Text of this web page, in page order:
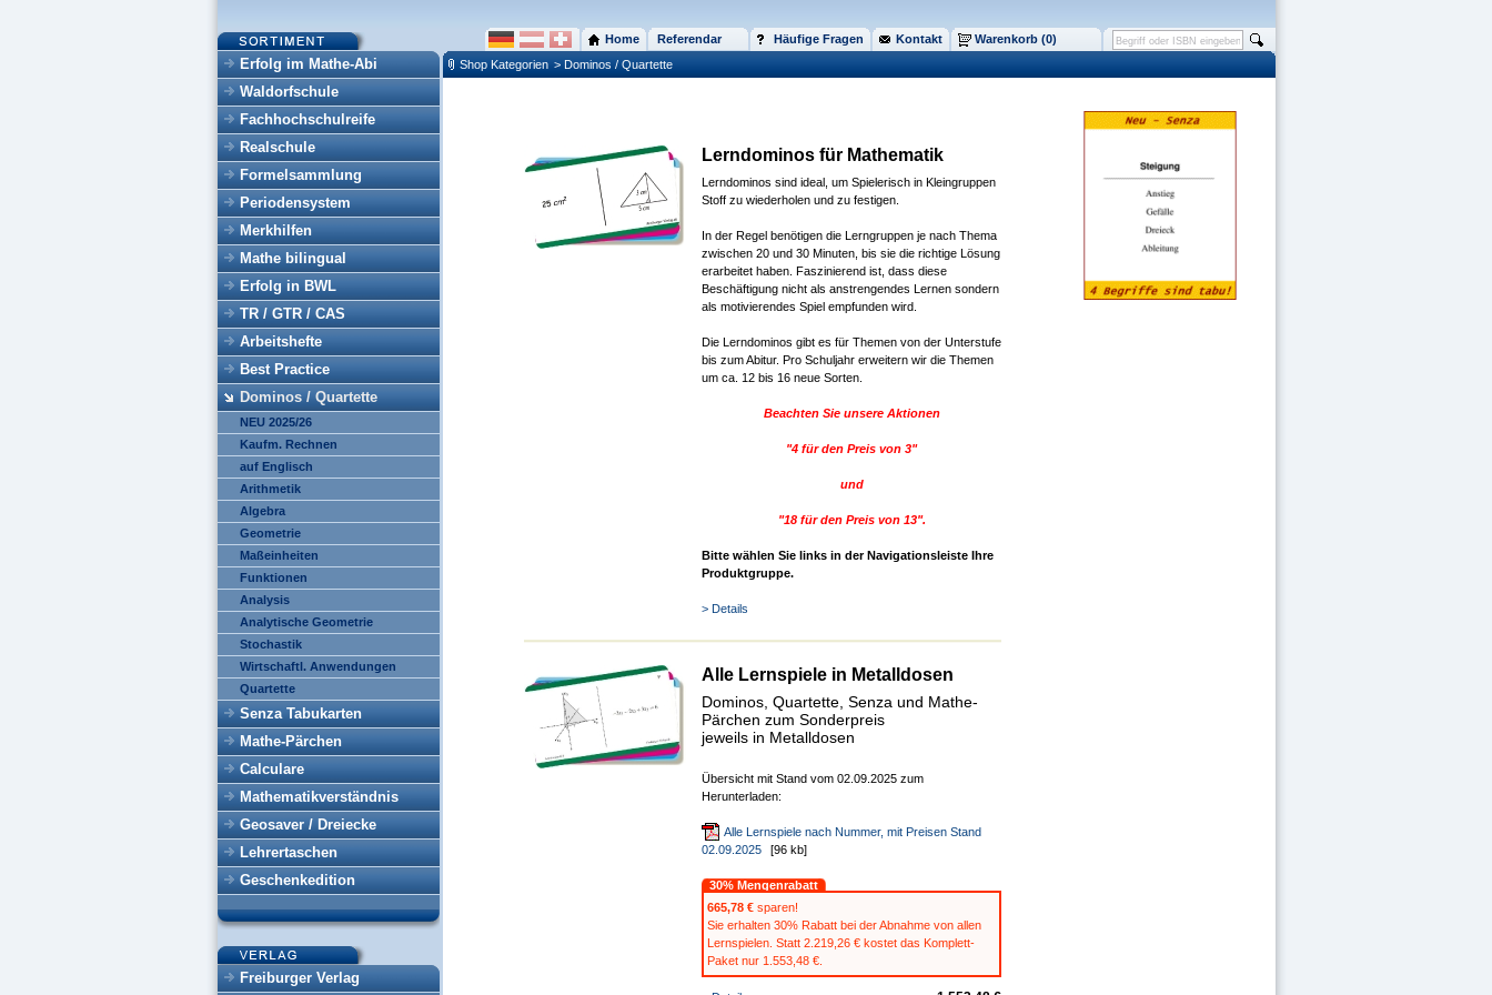
Erfolg im Mathe-Abi
Waldorfschule
Fachhochschulreife
Realschule
Formelsammlung
Periodensystem
Merkhilfen
Mathe bilingual
Erfolg in BWL
TR / GTR / CAS
Arbeitshefte
Best Practice
Dominos / Quartette
NEU 2025/26
Kaufm. Rechnen
auf Englisch
Arithmetik
Algebra
Geometrie
Maßeinheiten
Funktionen
Analysis
Analytische Geometrie
Stochastik
Wirtschaftl. Anwendungen
Quartette
Senza Tabukarten
Mathe-Pärchen
Calculare
Mathematikverständnis
Geosaver / Dreiecke
Lehrertaschen
Geschenkedition
Freiburger Verlag
Home Referendar Häufige Fragen Kontakt
Warenkorb (0)
Shop Kategorien > Dominos / Quartette
Lerndominos für Mathematik
Lerndominos sind ideal, um Spielerisch in Kleingruppen
Stoff zu wiederholen und zu festigen.
In der Regel benötigen die Lerngruppen je nach Thema
zwischen 20 und 30 Minuten, bis sie die richtige Lösung
erarbeitet haben. Faszinierend ist, dass diese
Beschäftigung nicht als anstrengendes Lernen sondern
als motivierendes Spiel empfunden wird.
Die Lerndominos gibt es für Themen von der Unterstufe
bis zum Abitur. Pro Schuljahr erweitern wir die Themen
um ca. 12 bis 16 neue Sorten.
Beachten Sie unsere Aktionen
"4 für den Preis von 3"
und
"18 für den Preis von 13".
Bitte wählen Sie links in der Navigationsleiste Ihre
Produktgruppe.
> Details
Alle Lernspiele in Metalldosen
Dominos, Quartette, Senza und Mathe-
Pärchen zum Sonderpreis
jeweils in Metalldosen
Übersicht mit Stand vom 02.09.2025 zum
Herunterladen:
Alle Lernspiele nach Nummer, mit Preisen Stand
02.09.2025
[96 kb]
30% Mengenrabatt
665,78 € sparen!
Sie erhalten 30% Rabatt bei der Abnahme von allen
Lernspielen. Statt 2.219,26 € kostet das Komplett-
Paket nur 1.553,48 €.